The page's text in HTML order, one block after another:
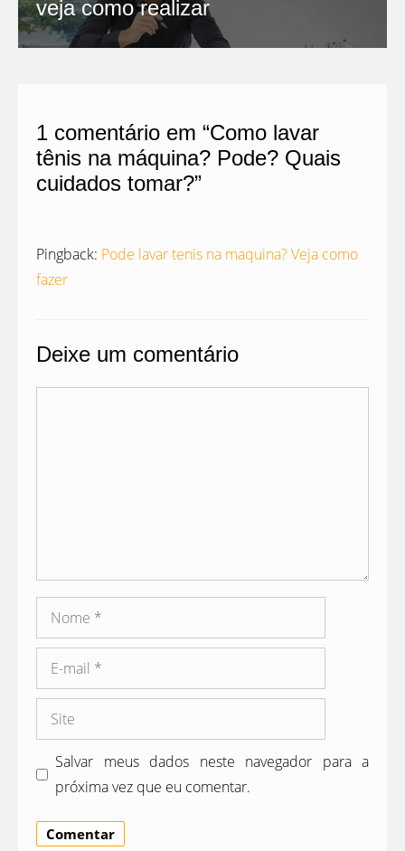
veja como realizar
1 comentário em “Como lavar
tênis na máquina? Pode? Quais
cuidados tomar?”
Pingback: Pode lavar tenis na maquina? Veja como
fazer
Deixe um comentário
Nome
mail
Site
Salvar meus dados neste navegador para a
próxima vez que eu comentar.